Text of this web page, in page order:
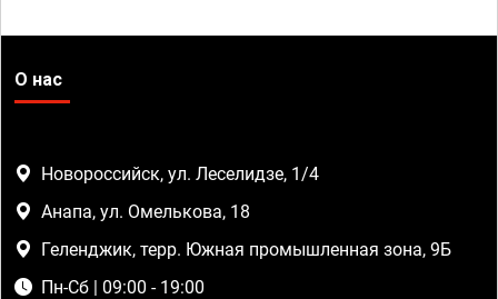
О нас
Новороссийск, ул. Леселидзе, 1/4
Анапа, ул. Омелькова, 18
Геленджик, терр. Южная промышленная зона, 9Б
Пн-Сб | 09:00 - 19:00